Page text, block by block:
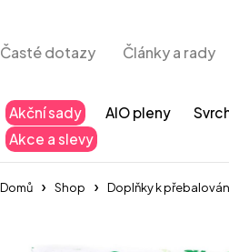
Časté dotazy Články a rady
Akční sady AIO pleny
Akce a slevy
Domů Shop Doplňky k